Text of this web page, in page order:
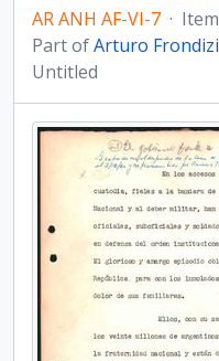
AR ANH AF-VI-7 · Item
Part ofArturo Frondizi
Untitled